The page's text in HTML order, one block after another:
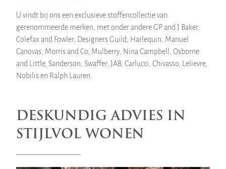
U vindt bij ons een exclusieve stoffencollectie van
gerenommeerde merken, met onder andere GP and J Baker,
Colefax and Fowler, Designers Guild, Harlequin, Manuel
Canovas, Morris and Co, Mulberry, Nina Campbell, Osborne
and Little, Sanderson, Swaffer, JAB, Carlucci, Chivasso, Lelievre,
Nobilis en Ralph Lauren.
DESKUNDIG ADVIES IN
STIJLVOL WONEN